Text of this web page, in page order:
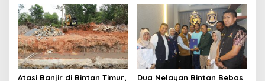
Atasi Banjir di Bintan Timur, Dua Nelayan Bintan Bebas